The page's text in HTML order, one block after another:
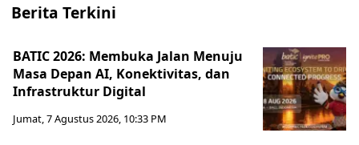
Berita Terkini
BATIC 2026: Membuka Jalan Menuju
Masa Depan AI, Konektivitas, dan
Infrastruktur Digital
Jumat, 7 Agustus 2026, 10:33 PM